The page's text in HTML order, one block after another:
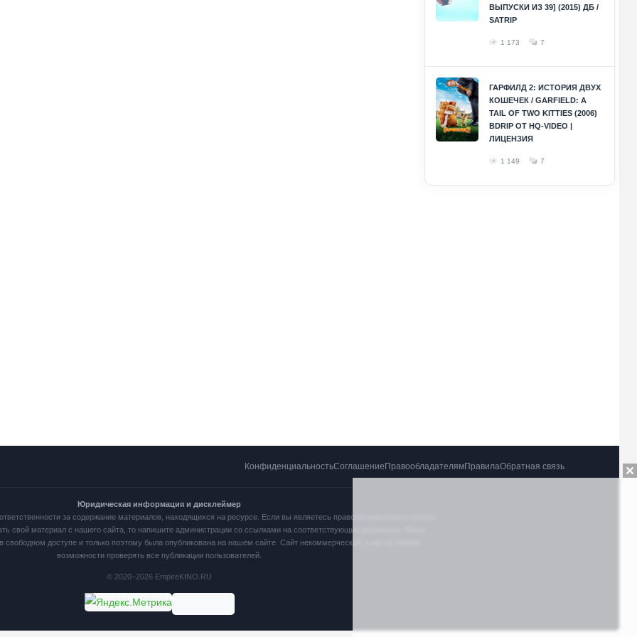
ВЫПУСКИ ИЗ 39] (2015) ДБ /
SATRIP
1 173 7
ГАРФИЛД 2: ИСТОРИЯ ДВУХ
КОШЕЧЕК / GARFIELD: A
TAIL OF TWO KITTIES (2006)
BDRIP ОТ HQ-VIDEO |
ЛИЦЕНЗИЯ
1 149 7
КонфиденциальностьСоглашение ПравообладателямПравилаОбратная связь
Юридическая информация и дисклеймер
за содержание материалов, находящихся на ресурсе. Если вы являетесь правообладателем и хотите
свой материал с нашего сайта, то напишите администрации со ссылками на соответствующие документы. Ваша
свободном доступе и только поэтому была опубликована на нашем сайте. Сайт некоммерческий, и мы не имеем
возможности проверять все публикации пользователей.
© 2020–2026 EmpireKINO.RU